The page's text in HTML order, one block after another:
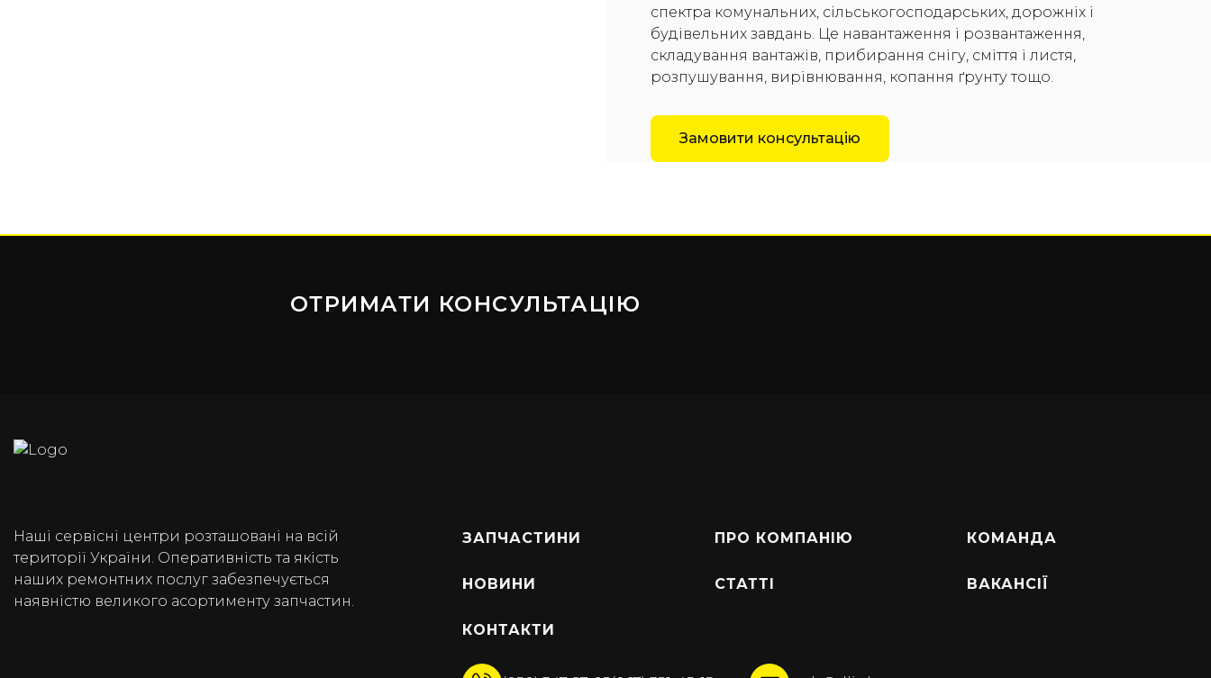
спектра комунальних, сільськогосподарських, дорожніх і
будівельних завдань. Це навантаження і розвантаження,
складування вантажів, прибирання снігу, сміття і листя,
розпушування, вирівнювання, копання ґрунту тощо.
Замовити консультацію
ОТРИМАТИ КОНСУЛЬТАЦІЮ
Наші сервісні центри розташовані на всій
території України. Оперативність та якість
наших ремонтних послуг забезпечується
наявністю великого асортименту запчастин.
ЗАПЧАСТИНИ ПРО КОМПАНІЮ КОМАНДА
НОВИНИ СТАТТІ ВАКАНСІЇ
КОНТАКТИ